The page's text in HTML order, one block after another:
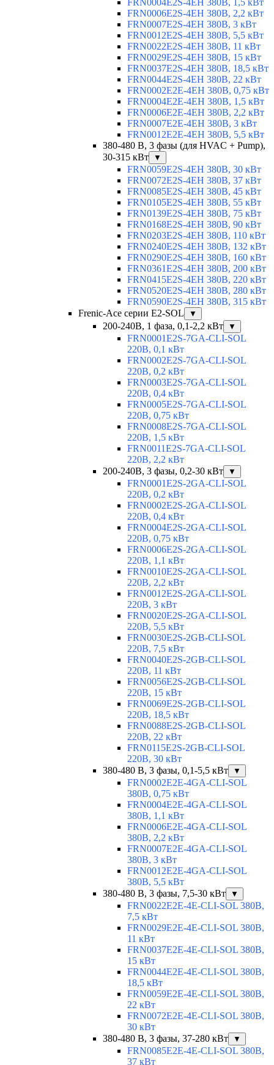
FRN0004E2S-4EH 380В, 1,5 кВт
FRN0006E2S-4EH 380В, 2,2 кВт
FRN0007E2S-4EH 380В, 3 кВт
FRN0012E2S-4EH 380В, 5,5 кВт
FRN0022E2S-4EH 380В, 11 кВт
FRN0029E2S-4EH 380В, 15 кВт
FRN0037E2S-4EH 380В, 18,5 кВт
FRN0044E2S-4EH 380В, 22 кВт
FRN0002E2E-4EH 380В, 0,75 кВт
FRN0004E2E-4EH 380В, 1,5 кВт
FRN0006E2E-4EH 380В, 2,2 кВт
FRN0007E2E-4EH 380В, 3 кВт
FRN0012E2E-4EH 380В, 5,5 кВт
380-480 В, 3 фазы (для HVAC + Pump),
30-315 кВт
▼
FRN0059E2S-4EH 380В, 30 кВт
FRN0072E2S-4EH 380В, 37 кВт
FRN0085E2S-4EH 380В, 45 кВт
FRN0105E2S-4EH 380В, 55 кВт
FRN0139E2S-4EH 380В, 75 кВт
FRN0168E2S-4EH 380В, 90 кВт
FRN0203E2S-4EH 380В, 110 кВт
FRN0240E2S-4EH 380В, 132 кВт
FRN0290E2S-4EH 380В, 160 кВт
FRN0361E2S-4EH 380В, 200 кВт
FRN0415E2S-4EH 380В, 220 кВт
FRN0520E2S-4EH 380В, 280 кВт
FRN0590E2S-4EH 380В, 315 кВт
Frenic-Ace серии E2-SOL
▼
200-240В, 1 фаза, 0,1-2,2 кВт ▼
FRN0001E2S-7GA-CLI-SOL
220В, 0,1 кВт
FRN0002E2S-7GA-CLI-SOL
220В, 0,2 кВт
FRN0003E2S-7GA-CLI-SOL
220В, 0,4 кВт
FRN0005E2S-7GA-CLI-SOL
220В, 0,75 кВт
FRN0008E2S-7GA-CLI-SOL
220В, 1,5 кВт
FRN0011E2S-7GA-CLI-SOL
220В, 2,2 кВт
200-240В, 3 фазы, 0,2-30 кВт
▼
FRN0001E2S-2GA-CLI-SOL
220В, 0,2 кВт
FRN0002E2S-2GA-CLI-SOL
220В, 0,4 кВт
FRN0004E2S-2GA-CLI-SOL
220В, 0,75 кВт
FRN0006E2S-2GA-CLI-SOL
220В, 1,1 кВт
FRN0010E2S-2GA-CLI-SOL
220В, 2,2 кВт
FRN0012E2S-2GA-CLI-SOL
220В, 3 кВт
FRN0020E2S-2GA-CLI-SOL
220В, 5,5 кВт
FRN0030E2S-2GB-CLI-SOL
220В, 7,5 кВт
FRN0040E2S-2GB-CLI-SOL
220В, 11 кВт
FRN0056E2S-2GB-CLI-SOL
220В, 15 кВт
FRN0069E2S-2GB-CLI-SOL
220В, 18,5 кВт
FRN0088E2S-2GB-CLI-SOL
220В, 22 кВт
FRN0115E2S-2GB-CLI-SOL
220В, 30 кВт
380-480 В, 3 фазы, 0,1-5,5 кВт
▼
FRN0002E2E-4GA-CLI-SOL
380В, 0,75 кВт
FRN0004E2E-4GA-CLI-SOL
380В, 1,1 кВт
FRN0006E2E-4GA-CLI-SOL
380В, 2,2 кВт
FRN0007E2E-4GA-CLI-SOL
380В, 3 кВт
FRN0012E2E-4GA-CLI-SOL
380В, 5,5 кВт
380-480 В, 3 фазы, 7,5-30 кВт
▼
FRN0022E2E-4E-CLI-SOL 380В,
7,5 кВт
FRN0029E2E-4E-CLI-SOL 380В,
11 кВт
FRN0037E2E-4E-CLI-SOL 380В,
15 кВт
FRN0044E2E-4E-CLI-SOL 380В,
18,5 кВт
FRN0059E2E-4E-CLI-SOL 380В,
22 кВт
FRN0072E2E-4E-CLI-SOL 380В,
30 кВт
380-480 В, 3 фазы, 37-280 кВт
▼
FRN0085E2E-4E-CLI-SOL 380В,
37 кВт